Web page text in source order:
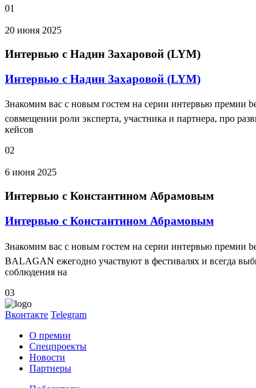
01
20 июня 2025
Интервью с Надин Захаровой (LYM)
Интервью с Надин Захаровой (LYM)
Знакомим вас с новым гостем на серии интервью премии
совмещении роли эксперта, участника и партнера, про
кейсов
02
6 июня 2025
Интервью с Константином Абрамовым
Интервью с Константином Абрамовым
Знакомим вас с новым гостем на серии интервью премии
BALAGAN ежегодно участвуют в фестивалях и всегда
соблюдения на
03
Вконтакте Telegram
О премии
Спецпроекты
Новости
Партнеры